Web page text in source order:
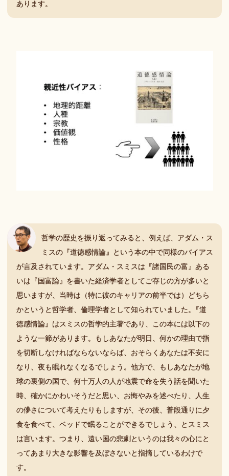
あります。
哲学の歴史を振り返ってみると、例えば、アダム・ス
ミスの『道徳感情論』という本の中で同様のバイアス
が言及されています。アダム・スミスは『諸国民の富』ある
いは『国富論』を書いた経済学者としてご存じの方が多いと
思いますが、当時は（特に彼のキャリアの前半では）どちら
かというと哲学者、倫理学者として知られていました。
『道
徳感情論』はスミスの哲学的主著であり、この本には以下の
ような一節があります。もしあなたが明日、何かの理由で指
を切断しなければならないならば、おそらくあなたは不安に
なり、夜も眠れなくなるでしょう。他方で、もしあなたが地
球の裏側の国で、何十万人の人が地震で命を失う話を聞いた
時、確かにかわいそうだと思い、お悔やみを述べたり、人生
の儚さについて考えたりもしますが、その後、普段通りに夕
食を食べて、ベッドで眠ることができるでしょう、とスミス
は言います。つまり、遠い国の悲劇というのは我々の心にと
ってあまり大きな影響を及ぼさないと指摘しているわけで
す。